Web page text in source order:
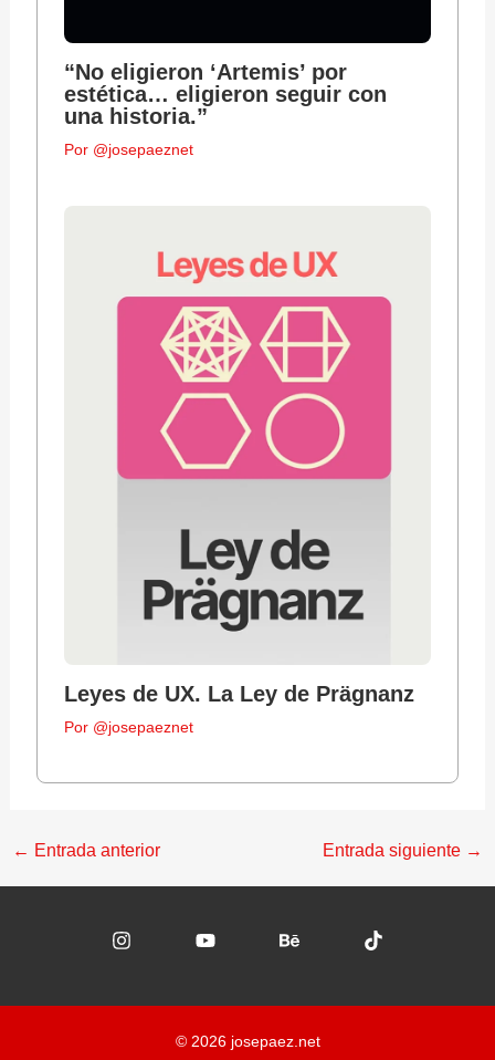
“No eligieron ‘Artemis’ por
estética… eligieron seguir con
una historia.”
Por @josepaeznet
Leyes de UX. La Ley de Prägnanz
Por @josepaeznet
← Entrada anterior Entrada siguiente →
© 2026 josepaez.net